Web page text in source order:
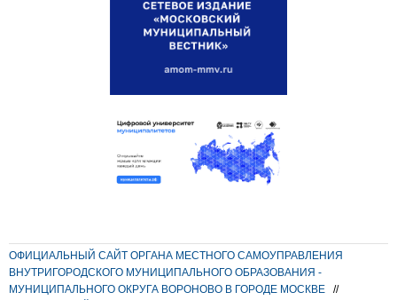
ОФИЦИАЛЬНЫЙ САЙТ ОРГАНА МЕСТНОГО САМОУПРАВЛЕНИЯ
ВНУТРИГОРОДСКОГО МУНИЦИПАЛЬНОГО ОБРАЗОВАНИЯ -
МУНИЦИПАЛЬНОГО ОКРУГА ВОРОНОВО В ГОРОДЕ МОСКВЕ
//